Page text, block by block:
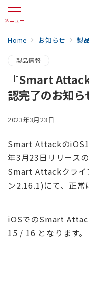
メニュー
Home お知らせ 製
製品情報
『Smart
認完了のお知ら
2023年3月23日
Smart Attackの
年3月23日リリースの
Smart Attackクライ
ン2.16.1)にて、正常
iOSでのSmart
15 / 16 となります。